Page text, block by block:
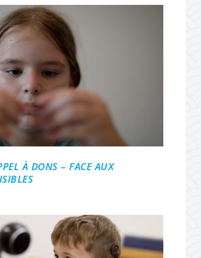
À DONS – FACE AUX